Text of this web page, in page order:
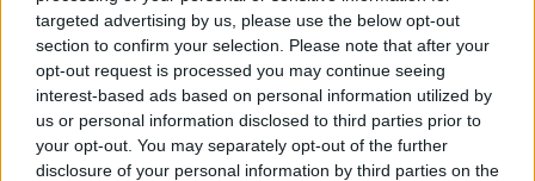
targeted advertising by us, please use the below opt-out
section to confirm your selection. Please note that after your
opt-out request is processed you may continue seeing
interest-based ads based on personal information utilized by
us or personal information disclosed to third parties prior to
your opt-out. You may separately opt-out of the further
disclosure of your personal information by third parties on the
Nagyházi Galéria és Aukciósház
Kft.
1055 Budapest, Balaton utca 8.
Telefon: +361 475 6000 +361
4756005